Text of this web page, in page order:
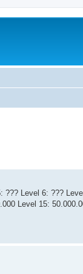
Level 6: ???
Level 15: